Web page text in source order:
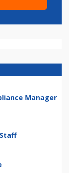
Manager